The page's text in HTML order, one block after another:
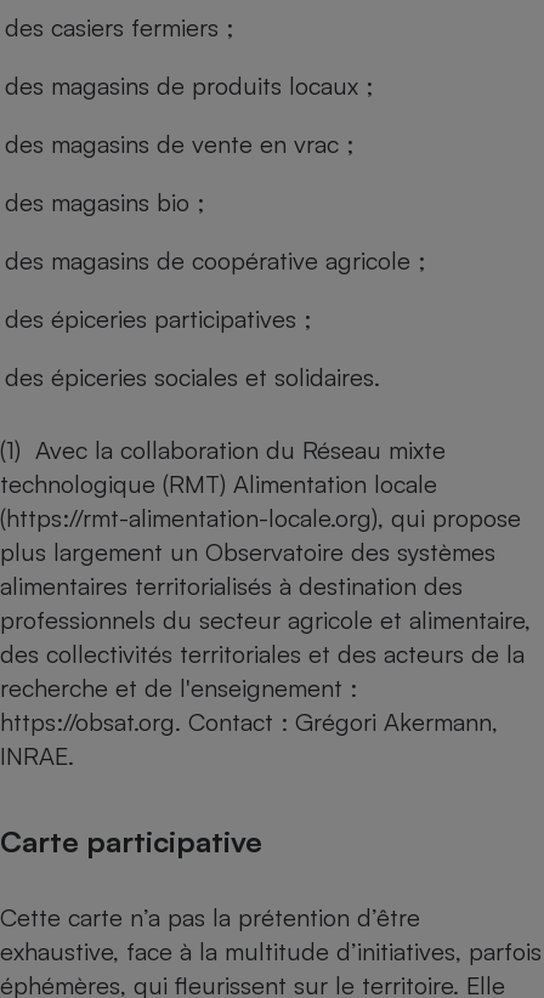
des casiers fermiers ;
des magasins de produits locaux ;
des magasins de vente en vrac ;
des magasins bio ;
des magasins de coopérative agricole ;
des épiceries participatives ;
des épiceries sociales et solidaires.
(1) Avec la collaboration du Réseau mixte
technologique (RMT) Alimentation locale
(https://rmt-alimentation-locale.org), qui propose
plus largement un Observatoire des systèmes
alimentaires territorialisés à destination des
professionnels du secteur agricole et alimentaire,
des collectivités territoriales et des acteurs de la
recherche et de l'enseignement :
https://obsat.org. Contact : Grégori Akermann,
INRAE.
Carte participative
Cette carte n’a pas la prétention d’être
exhaustive, face à la multitude d’initiatives, parfois
éphémères, qui fleurissent sur le territoire. Elle